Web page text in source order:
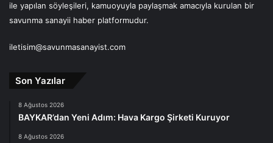
ile yapılan söyleşileri, kamuoyuyla paylaşmak amacıyla kurulan bir
savunma sanayii haber platformudur.
iletisim@savunmasanayist.com
Son Yazılar
8 Ağustos 2026
BAYKAR’dan Yeni Adım: Hava Kargo Şirketi Kuruyor
8 Ağustos 2026